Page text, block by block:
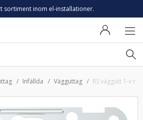
sortiment inom el-installationer.
Infällda Vägguttag RS väggutt 1-v